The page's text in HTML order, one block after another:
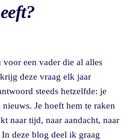
voor een vader die al alles
deze vraag elk jaar
steeds hetzelfde: je
Je hoeft hem te raken
naar tijd, naar aandacht, naar
deze blog deel ik graag